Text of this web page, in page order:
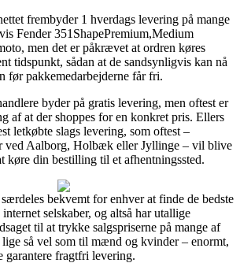
frembyder 1 hverdags levering på mange
Fender 351ShapePremium,Medium
men det er påkrævet at ordren køres
tidspunkt, sådan at de sandsynligvis kan nå
før pakkemedarbejderne får fri.
byder på gratis levering, men oftest er
af at der shoppes for en konkret pris. Ellers
letkøbte slags levering, som oftest –
ved Aalborg, Holbæk eller Jyllinge – vil blive
køre din bestilling til et afhentningssted.
bekvemt for enhver at finde de bedste
selskaber, og altså har utallige
til at trykke salgspriserne på mange af
så vel som til mænd og kvinder – enormt,
garantere fragtfri levering.